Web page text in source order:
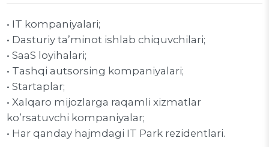
• IT kompaniyalari;
• Dasturiy ta’minot ishlab chiquvchilari;
• SaaS loyihalari;
• Tashqi autsorsing kompaniyalari;
• Startaplar;
• Xalqaro mijozlarga raqamli xizmatlar
ko’rsatuvchi kompaniyalar;
• Har qanday hajmdagi IT Park rezidentlari.